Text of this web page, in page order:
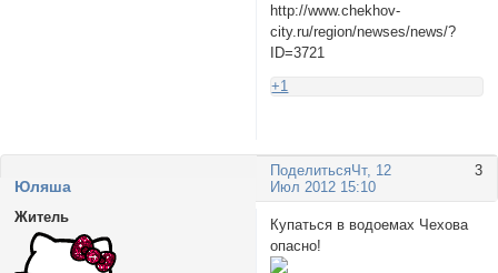
http://www.chekhov-
city.ru/region/newses/news/?
ID=3721
+1
Поделиться 3
Чт, 12
Июл 2012 15:10
Юляша
Житель
Купаться в водоемах Чехова
опасно!